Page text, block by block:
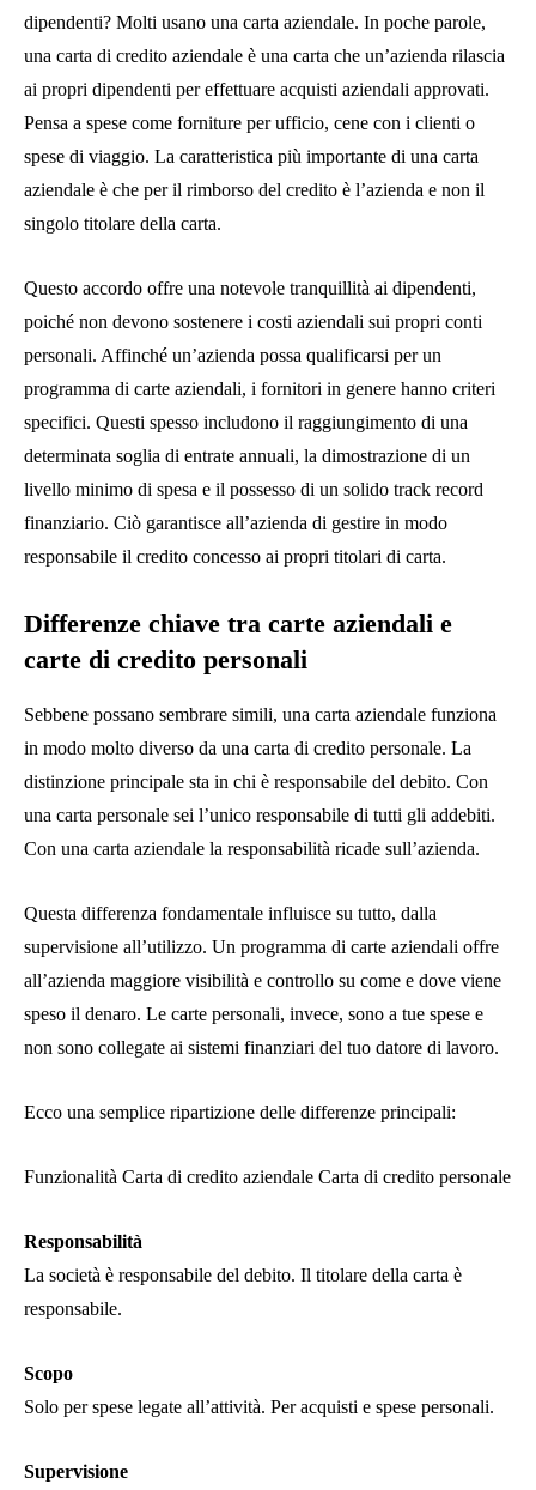
dipendenti? Molti usano una carta aziendale. In poche parole,
una carta di credito aziendale è una carta che un’azienda rilascia
ai propri dipendenti per effettuare acquisti aziendali approvati.
Pensa a spese come forniture per ufficio, cene con i clienti o
spese di viaggio. La caratteristica più importante di una carta
aziendale è che per il rimborso del credito è l’azienda e non il
singolo titolare della carta.
Questo accordo offre una notevole tranquillità ai dipendenti,
poiché non devono sostenere i costi aziendali sui propri conti
personali. Affinché un’azienda possa qualificarsi per un
programma di carte aziendali, i fornitori in genere hanno criteri
specifici. Questi spesso includono il raggiungimento di una
determinata soglia di entrate annuali, la dimostrazione di un
livello minimo di spesa e il possesso di un solido track record
finanziario. Ciò garantisce all’azienda di gestire in modo
responsabile il credito concesso ai propri titolari di carta.
Differenze chiave tra carte aziendali e
carte di credito personali
Sebbene possano sembrare simili, una carta aziendale funziona
in modo molto diverso da una carta di credito personale. La
distinzione principale sta in chi è responsabile del debito. Con
una carta personale sei l’unico responsabile di tutti gli addebiti.
Con una carta aziendale la responsabilità ricade sull’azienda.
Questa differenza fondamentale influisce su tutto, dalla
supervisione all’utilizzo. Un programma di carte aziendali offre
all’azienda maggiore visibilità e controllo su come e dove viene
speso il denaro. Le carte personali, invece, sono a tue spese e
non sono collegate ai sistemi finanziari del tuo datore di lavoro.
Ecco una semplice ripartizione delle differenze principali:
Funzionalità Carta di credito aziendale Carta di credito personale
Responsabilità
La società è responsabile del debito. Il titolare della carta è
responsabile.
Scopo
Solo per spese legate all’attività. Per acquisti e spese personali.
Supervisione